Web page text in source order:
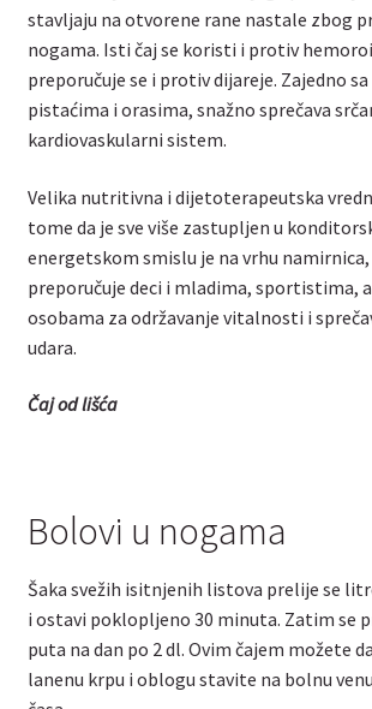
stavljaju na otvorene rane nastale zbog
nogama. Isti čaj se koristi i protiv
preporučuje se i protiv dijareje. Zajedno
pistaćima i orasima, snažno sprečava
kardiovaskularni sistem.
Velika nutritivna i dijetoterapeutska
tome da je sve više zastupljen u
energetskom smislu je na vrhu namirnica,
preporučuje deci i mladima, sportistima,
osobama za održavanje vitalnosti i
udara.
Čaj od lišća
Bolovi u nogama
Šaka svežih isitnjenih listova prelije se
i ostavi poklopljeno 30 minuta. Zatim se
puta na dan po 2 dl. Ovim čajem možete
lanenu krpu i oblogu stavite na bolnu